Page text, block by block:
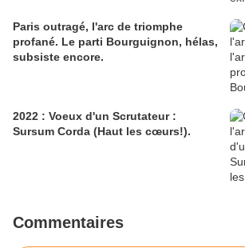
Paris outragé, l'arc de triomphe
profané. Le parti Bourguignon, hélas,
subsiste encore.
2022 : Voeux d'un Scrutateur :
Sursum Corda (Haut les cœurs!).
Commentaires